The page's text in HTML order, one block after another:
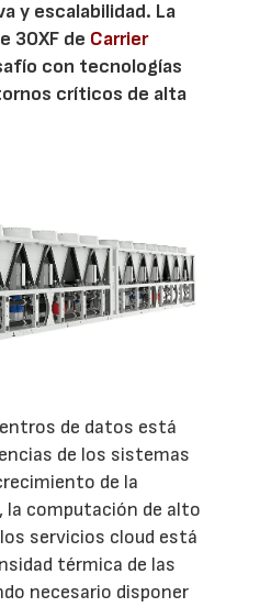
y escalabilidad. La
30XF de Carrier
con tecnologías
críticos de alta
de datos está
de los sistemas
de la
computación de alto
servicios cloud está
térmica de las
necesario disponer